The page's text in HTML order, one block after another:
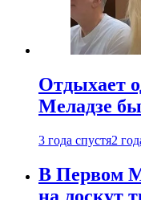
Отдыхает
Меладзе
3 года спустя2
В Первом
на лоскут